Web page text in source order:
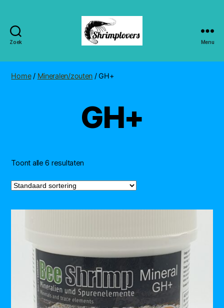
Zoek Menu
Home/ Mineralen/zouten / GH+
GH+
Toont alle 6 resultaten